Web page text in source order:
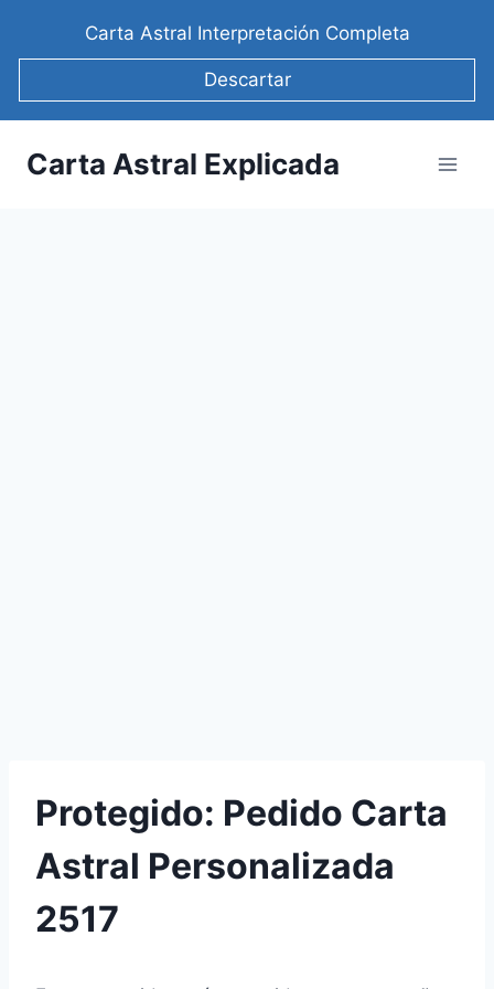
Carta Astral Interpretación Completa
Descartar
Carta Astral Explicada
Protegido: Pedido Carta
Astral Personalizada
2517